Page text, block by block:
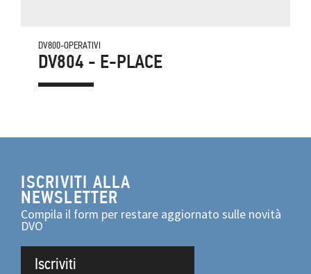
DV800-OPERATIVI
DV804 - E-PLACE
ISCRIVITI ALLA
NEWSLETTER
Compila il form per restare aggiornato sulle novità
DVO
Iscriviti